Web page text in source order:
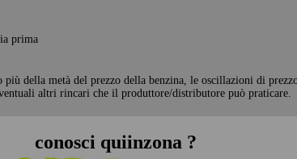
prima
più della metà del prezzo della benzina, le oscillazioni di
altri rincari che il produttore/distributore può praticare.
conosci quiinzona ?